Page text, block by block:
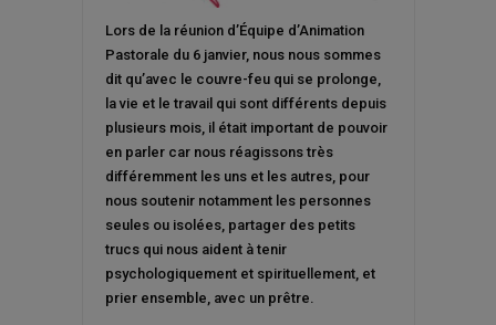
Lors de la réunion d’Équipe d’Animation
Pastorale du 6 janvier, nous nous sommes
dit qu’avec le couvre-feu qui se prolonge,
la vie et le travail qui sont différents depuis
plusieurs mois, il était important de pouvoir
en parler car nous réagissons très
différemment les uns et les autres, pour
nous soutenir notamment les personnes
seules ou isolées, partager des petits
trucs qui nous aident à tenir
psychologiquement et spirituellement, et
prier ensemble, avec un prêtre.